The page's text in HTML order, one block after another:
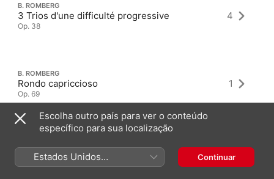
B. ROMBERG
3 Trios d'une difficulté progressive
Op. 38
4
B. ROMBERG
Rondo capriccioso
Op. 69
1
Escolha outro país para ver o conteúdo
específico para sua localização
Estados Unidos
(Português Brasil)
Continuar